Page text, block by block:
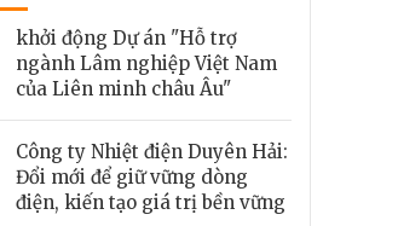
khởi động Dự án "Hỗ trợ
ngành Lâm nghiệp Việt Nam
của Liên minh châu Âu"
Công ty Nhiệt điện Duyên Hải:
Đổi mới để giữ vững dòng
điện, kiến tạo giá trị bền vững